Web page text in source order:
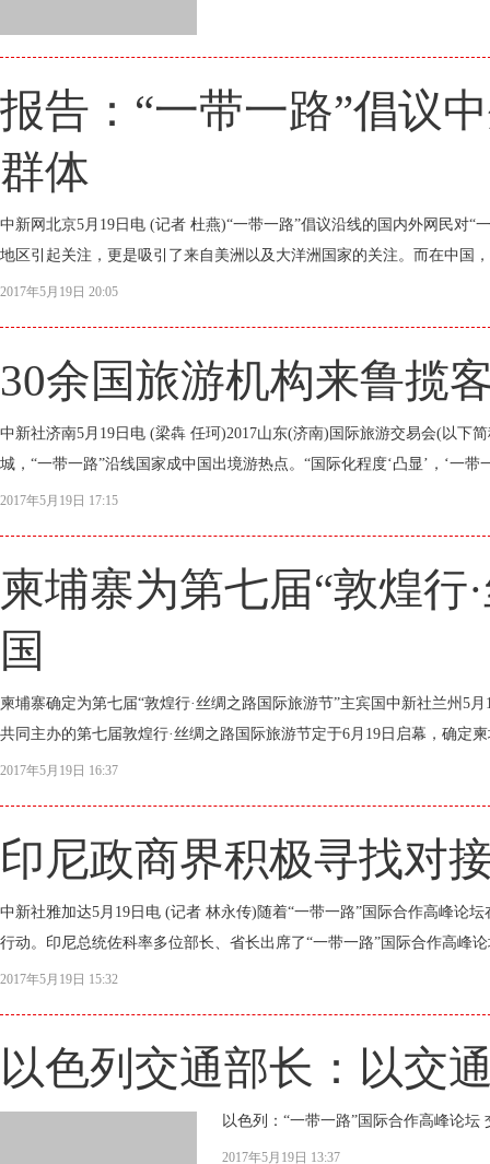
报告：“一带一路”倡议
群体
中新网北京5月19日电 (记者 杜燕)“一带一路”倡议沿线的国内外网民对
地区引起关注，更是吸引了来自美洲以及大洋洲国家的关注。而在中国
2017年5月19日 20:05
30余国旅游机构来鲁揽
中新社济南5月19日电 (梁犇 任珂)2017山东(济南)国际旅游交易会(以下
城，“一带一路”沿线国家成中国出境游热点。“国际化程度‘凸显’，‘一
2017年5月19日 17:15
柬埔寨为第七届“敦煌行
国
柬埔寨确定为第七届“敦煌行·丝绸之路国际旅游节”主宾国中新社兰州5
共同主办的第七届敦煌行·丝绸之路国际旅游节定于6月19日启幕，确定
2017年5月19日 16:37
印尼政商界积极寻找对
中新社雅加达5月19日电 (记者 林永传)随着“一带一路”国际合作高峰论
行动。印尼总统佐科率多位部长、省长出席了“一带一路”国际合作高峰
2017年5月19日 15:32
以色列交通部长：以交
以色列：“一带一路”国际合作高峰论
2017年5月19日 13:37